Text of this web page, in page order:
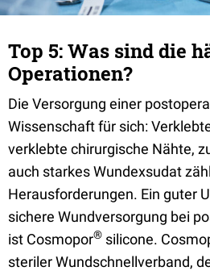
Top 5: Was sind die
Operationen?
Die Versorgung einer
Wissenschaft für sich:
verklebte chirurgische Nähte,
auch starkes Wundexsudat
Herausforderungen. Ein guter
sichere Wundversorgung bei
ist Cosmopor® silicone.
steriler Wundschnellverband,